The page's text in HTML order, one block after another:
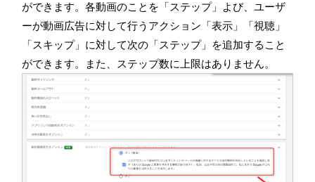
ができます。各動画のことを「ステップ」よび、ユーザ
ーが動画広告に対して行うアクション「表示」「視聴」
「スキップ」に対して次の「ステップ」を追加すること
ができます。また、ステップ数に上限はありません。